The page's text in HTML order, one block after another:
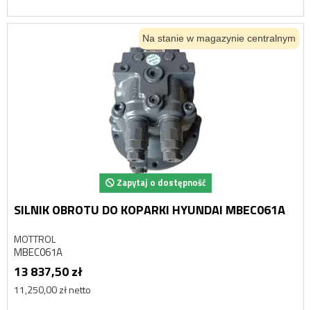
Na stanie w magazynie centralnym
Zapytaj o dostępność
SILNIK OBROTU DO KOPARKI HYUNDAI MBEC061A
MOTTROL
MBEC061A
13 837,50 zł
11,250,00 zł netto